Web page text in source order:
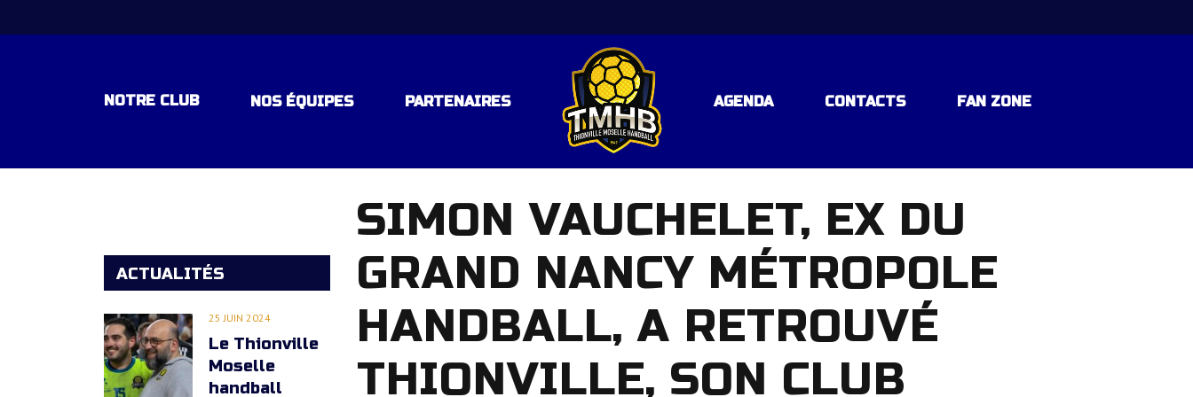
NOTRE CLUB NOS ÉQUIPES
EQUIPE 1 – NATIONALE 1 – POULE 3
EQUIPE ESPOIR – EXCELLENCE RÉGIONALE – POULE 2
EQUIPE -18 ANS ELITE RÉGIONAL
EQUIPE -15 ANS ELITE REGIONAL
PARTENAIRES AGENDA CONTACTS FAN ZONE
SIMON VAUCHELET, EX DU
GRAND NANCY MÉTROPOLE
HANDBALL, A RETROUVÉ
THIONVILLE, SON CLUB
ACTUALITÉS
25 JUIN 2024
Le Thionville
Moselle
handball